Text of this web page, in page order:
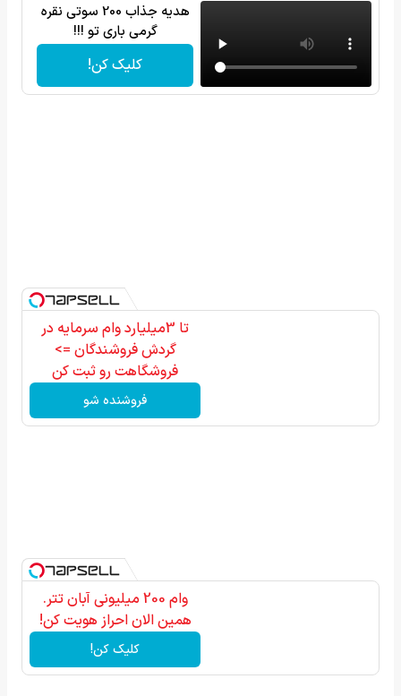
هدیه جذاب 200 سوتی نقره
گرمی باری تو !!!
کلیک کن!
تا 3میلیارد وام سرمایه در
گردش فروشندگان =>
فروشگاهت رو ثبت کن
فروشنده شو
وام 200 میلیونی آبان تتر.
همین الان احراز هویت کن!
کلیک کن!